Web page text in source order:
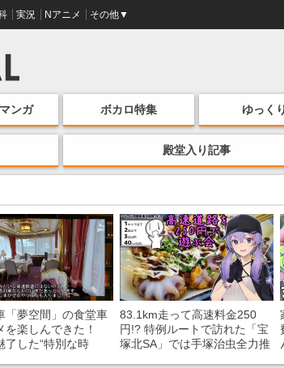
実況 Nアニメ その他▼
ンガ ボカロ特集 ゆっくり
殿堂入り記事
「夢空間」の食堂車
を楽しんできた！
了した“特別な時
83.1km走って高速料金250
円!? 特例ルートで訪れた「宝
塚北SA」では手塚治虫全力推